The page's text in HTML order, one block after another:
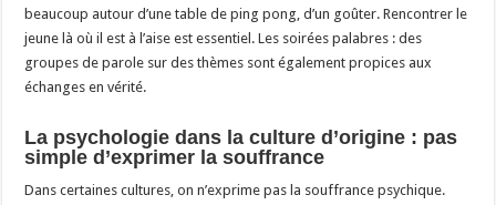
beaucoup autour d’une table de ping pong, d’un goûter. Rencontrer le
jeune là où il est à l’aise est essentiel. Les soirées palabres : des
groupes de parole sur des thèmes sont également propices aux
échanges en vérité.
La psychologie dans la culture d’origine : pas
simple d’exprimer la souffrance
Dans certaines cultures, on n’exprime pas la souffrance psychique.